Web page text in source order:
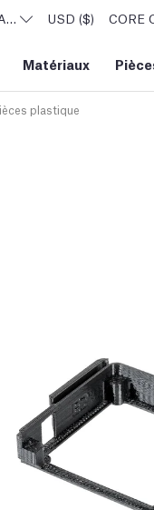
USD ($) CORE
Matériaux
plastique